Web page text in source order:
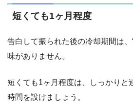
短くても1ヶ月程度
告白して振られた後の冷却期間は、
味がありません。
短くても1ヶ月程度は、しっかりと
時間を設けましょう。